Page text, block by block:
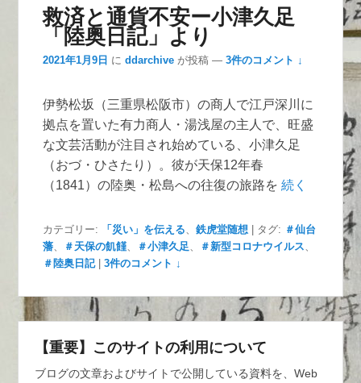
救済と通貨不安ー小津久足
「陸奥日記」より
2021年1月9日 に ddarchive が投稿 —3件のコメント ↓
伊勢松坂（三重県松阪市）の商人で江戸深川に
拠点を置いた有力商人・湯浅屋の主人で、旺盛
な文芸活動が注目され始めている、小津久足
（おづ・ひさたり）。彼が天保12年春
（1841）の陸奥・松島への往復の旅路を続く
カテゴリー: 「災い」を伝える 、鉄虎堂随想 タグ: ＃仙台
藩
＃天保の飢饉 ＃小津久足 ＃新型コロナウイルス
＃陸奥日記
|3件のコメント ↓
【重要】このサイトの利用について
ブログの文章およびサイトで公開している資料を、Web